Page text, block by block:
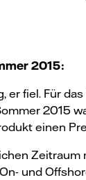
2015:
er fiel. Für
2015
einen
Zeitraum
und